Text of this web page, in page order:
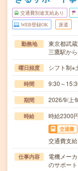
交通費別途支給あり
WEB登録OK 派遣
勤務地
東京都武
三鷹駅か
曜日頻度 シフト制※
時間 9:30～
期間 2026/9/上
時給 時給2300
交通費
交通費支給
仕事内容
電機メー
のサポー